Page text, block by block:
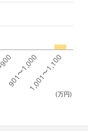
(万円)